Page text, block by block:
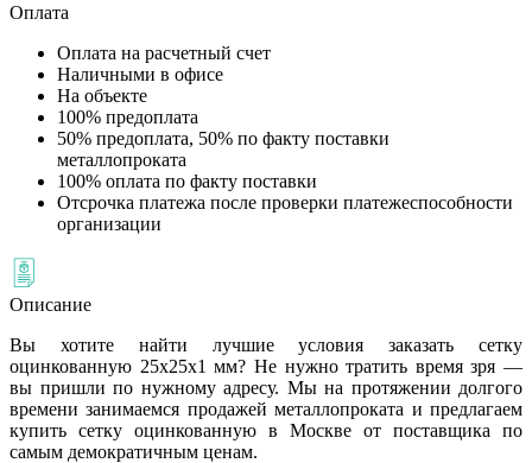
Оплата
Оплата на расчетный счет
Наличными в офисе
На объекте
100% предоплата
50% предоплата, 50% по факту поставки
металлопроката
100% оплата по факту поставки
Отсрочка платежа после проверки платежеспособности
организации
Описание
Вы хотите найти лучшие условия заказать сетку
оцинкованную 25x25x1 мм? Не нужно тратить время зря —
вы пришли по нужному адресу. Мы на протяжении долгого
времени занимаемся продажей металлопроката и предлагаем
купить сетку оцинкованную в Москве от поставщика по
самым демократичным ценам.